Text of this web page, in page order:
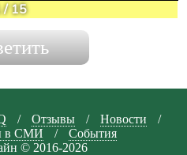
/15
/ Отзывы / Новости
/
в СМИ /
События
© 2016-2026